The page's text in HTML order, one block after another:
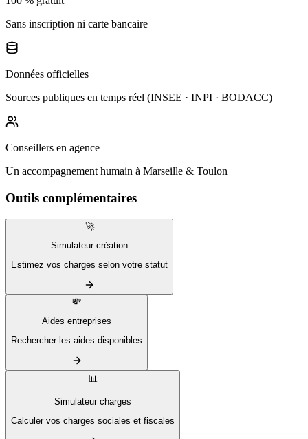
Sans inscription ni carte bancaire
Données officielles
Sources publiques en temps réel (INSEE · INPI · BODACC)
Conseillers en agence
Un accompagnement humain à Marseille & Toulon
Outils complémentaires
🚀
Simulateur création
Estimez vos charges selon votre statut
💸
Aides entreprises
Rechercher les aides disponibles
📊
Simulateur charges
Calculer vos charges sociales et fiscales